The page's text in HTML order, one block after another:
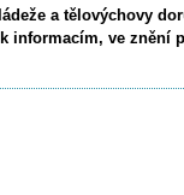
a tělovýchovy
informacím, ve znění